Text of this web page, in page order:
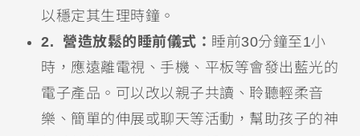
以穩定其生理時鐘。
2. 營造放鬆的睡前儀式： 睡前30分鐘至1小
時，應遠離電視、手機、平板等會發出藍光的
電子產品。可以改以親子共讀、聆聽輕柔音
樂、簡單的伸展或聊天等活動，幫助孩子的神